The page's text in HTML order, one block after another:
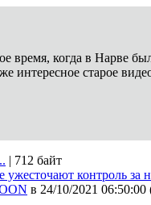
время, когда в Нарве
интересное старое
| 712 байт
ужесточают контроль за
в 24/10/2021 06:50:00